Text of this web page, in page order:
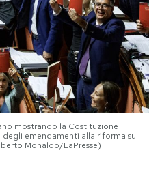
mostrando la Costituzione
emendamenti alla riforma sul
Monaldo/LaPresse)